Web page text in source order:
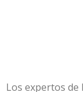
Los expertos de